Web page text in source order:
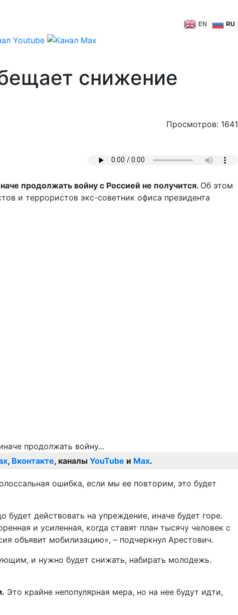
EN RU
снижение
Просмотров: 1641
продолжать войну с Россией не получится. Об этом
и террористов экс-советник офиса президента
, Вконтакте, каналы YouTube и Max.
ошибка, если мы ее повторим, это будет
действовать на упреждение, иначе будет горе.
и усиленная, когда ставят план тысячу человек с
объявит мобилизацию», – подчеркнул Арестович.
и нужно будет снижать, набирать молодежь.
Это крайне непопулярная мера, но на нее будут идти,